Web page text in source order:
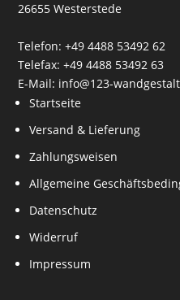
26655 Westerstede
Telefon: +49 4488 53492 62
Telefax: +49 4488 53492 63
E-Mail: info@123-
Startseite
Versand & Lieferung
Zahlungsweisen
Allgemeine
Datenschutz
Widerruf
Impressum